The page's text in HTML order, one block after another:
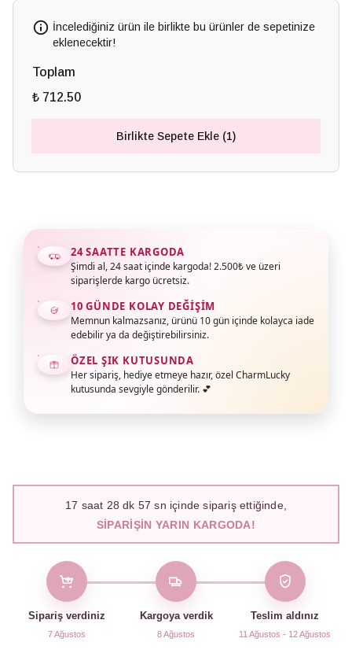
İncelediğiniz ürün ile birlikte bu ürünler de sepetinize
eklenecektir!
Toplam
₺ 712.50
Birlikte Sepete Ekle (1)
24 SAATTE KARGODA
Şimdi al, 24 saat içinde kargoda! 2.500₺ ve üzeri
siparişlerde kargo ücretsiz.
10 GÜNDE KOLAY DEĞIŞIM
Memnun kalmazsanız, ürünü 10 gün içinde kolayca iade
edebilir ya da değiştirebilirsiniz.
ÖZEL ŞIK KUTUSUNDA
Her sipariş, hediye etmeye hazır, özel CharmLucky
kutusunda sevgiyle gönderilir. 💕
17 saat 28 dk 56 sn içinde sipariş ettiğinde,
SIPARIŞIN YARIN KARGODA!
Sipariş verdiniz
7 Ağustos
Kargoya verdik
8 Ağustos
Teslim aldınız
11 Ağustos - 12 Ağustos